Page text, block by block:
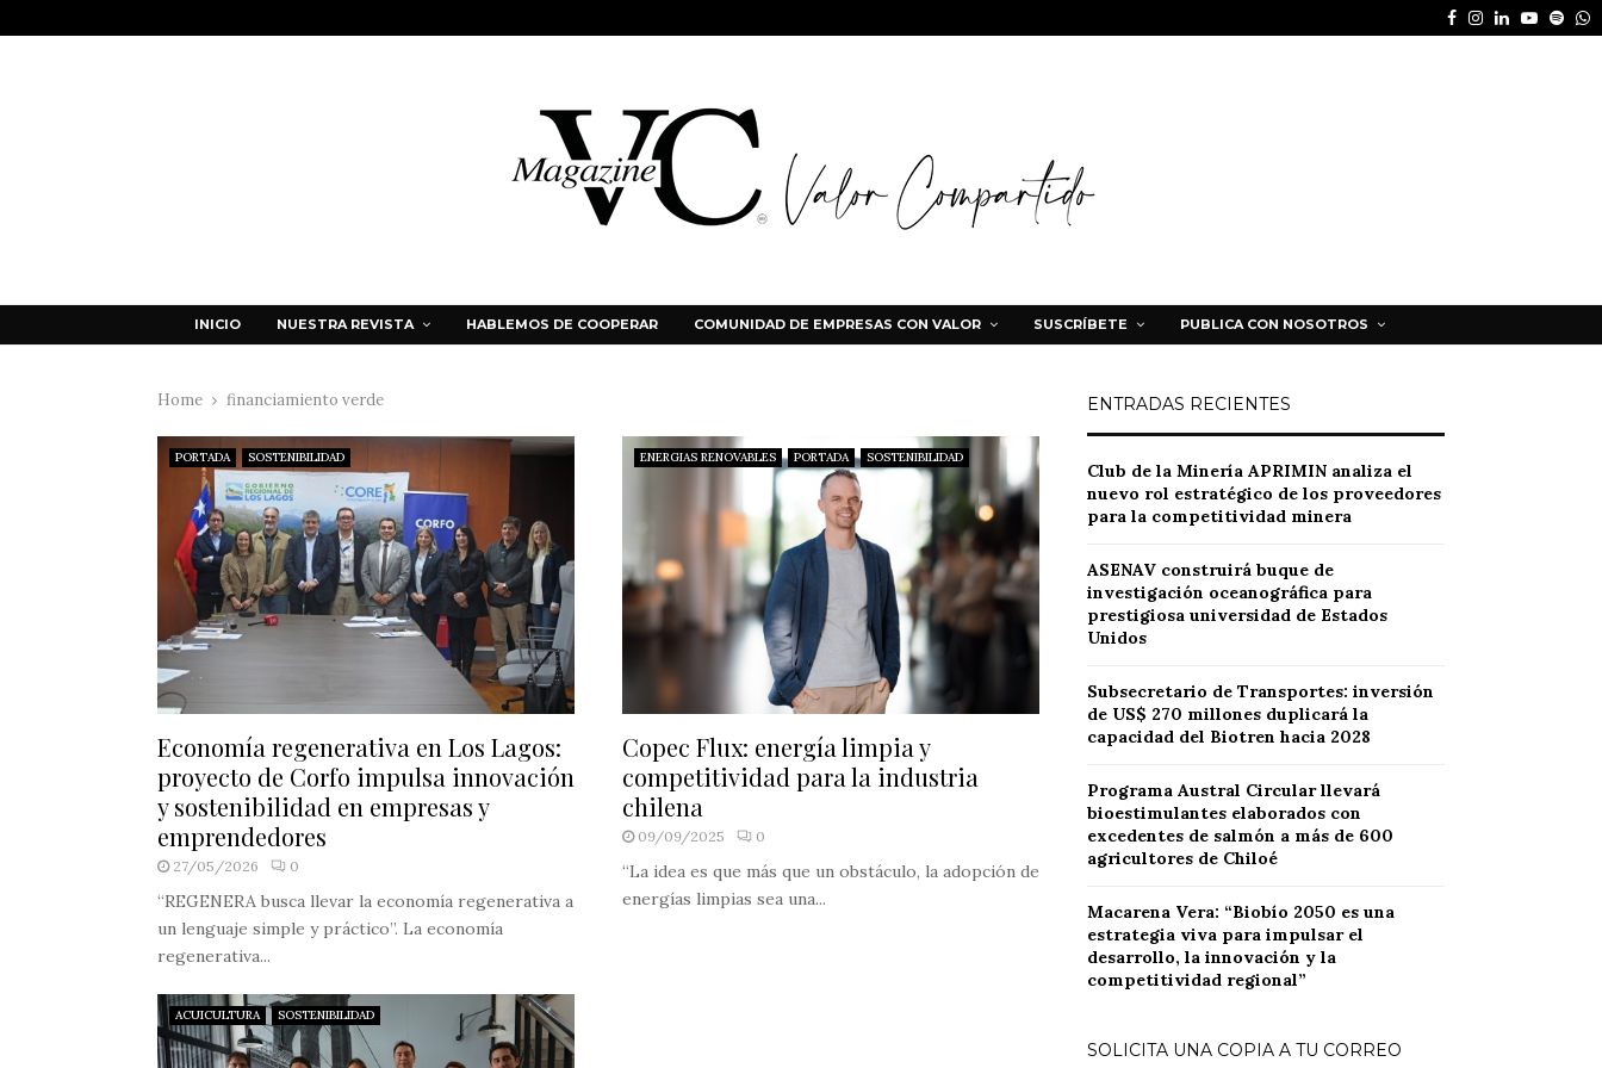
Facebook
Instagram
LinkedinYoutube
INICIO NUESTRA REVISTA HABLEMOS DE COOPERAR COMUNIDAD DE EMPRESAS CON VALOR SUSCRÍBETE PUBLICA CON NOSOTROS
Home financiamiento verde
PORTADA SOSTENIBILIDAD
Economía regenerativa en Los Lagos:
proyecto de Corfo impulsa innovación
y sostenibilidad en empresas y
emprendedores
27/05/2026 0
“REGENERA busca llevar la economía regenerativa a
un lenguaje simple y práctico”. La economía
regenerativa...
ENERGIAS RENOVABLES PORTADA SOSTENIBILIDAD
Copec Flux: energía limpia y
competitividad para la industria
chilena
09/09/2025 0
“La idea es que más que un obstáculo, la adopción de
energías limpias sea una...
ACUICULTURA SOSTENIBILIDAD
ENTRADAS RECIENTES
Club de la Minería APRIMIN analiza el
nuevo rol estratégico de los proveedores
para la competitividad minera
ASENAV construirá buque de
investigación oceanográfica para
prestigiosa universidad de Estados
Unidos
Subsecretario de Transportes: inversión
de US$ 270 millones duplicará la
capacidad del Biotren hacia 2028
Programa Austral Circular llevará
bioestimulantes elaborados con
excedentes de salmón a más de 600
agricultores de Chiloé
Macarena Vera: “Biobío 2050 es una
estrategia viva para impulsar el
desarrollo, la innovación y la
competitividad regional”
SOLICITA UNA COPIA A TU CORREO